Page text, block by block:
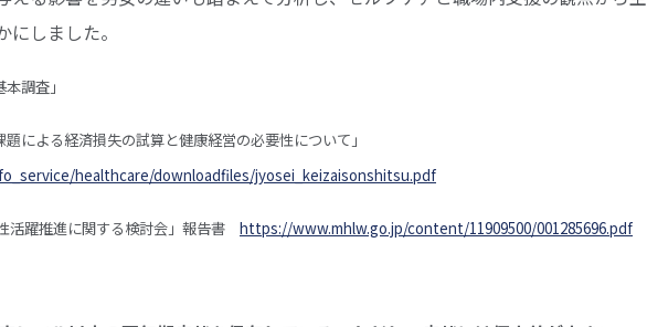
しました。
調査」
による経済損失の試算と健康経営の必要性について」
healthcare/downloadfiles/jyosei_keizaisonshitsu.pdf
躍推進に関する検討会」報告書 https://www.mhlw.go.jp/content/11909500/001285696.pdf